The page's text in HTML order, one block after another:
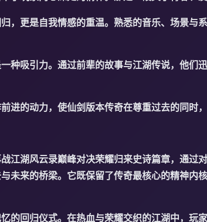
，更是自我情感的重温。熟悉的音乐、场景与
种吸引力。通过前辈的故事与江湖传说，他们
进的动力，使仙剑版本传奇在尊重过去的同时
江湖风云录巅峰对决荣耀归来史诗篇章，通过
未来的桥梁。它既保留了传奇最核心的精神内
的回归仪式。在热血与荣耀交织的江湖中，玩